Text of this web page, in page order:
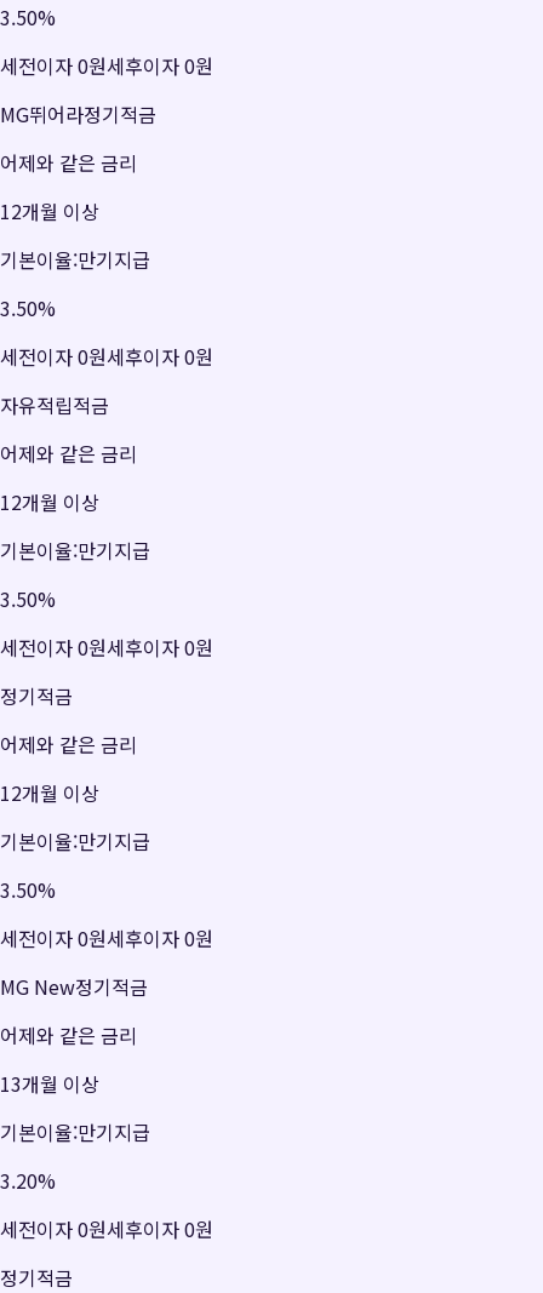
3.50%
세전이자0원세후이자0원
MG뛰어라정기적금
어제와 같은 금리
12개월 이상
기본이율:만기지급
3.50%
세전이자0원세후이자0원
자유적립적금
어제와 같은 금리
12개월 이상
기본이율:만기지급
3.50%
세전이자0원세후이자0원
정기적금
어제와 같은 금리
12개월 이상
기본이율:만기지급
3.50%
세전이자0원세후이자0원
MG New정기적금
어제와 같은 금리
13개월 이상
기본이율:만기지급
3.20%
세전이자0원세후이자0원
정기적금